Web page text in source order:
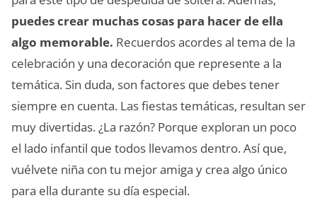
puedes crear muchas cosas para hacer de ella
algo memorable. Recuerdos acordes al tema de la
celebración y una decoración que represente a la
temática. Sin duda, son factores que debes tener
siempre en cuenta. Las fiestas temáticas, resultan ser
muy divertidas. ¿La razón? Porque exploran un poco
el lado infantil que todos llevamos dentro. Así que,
vuélvete niña con tu mejor amiga y crea algo único
para ella durante su día especial.